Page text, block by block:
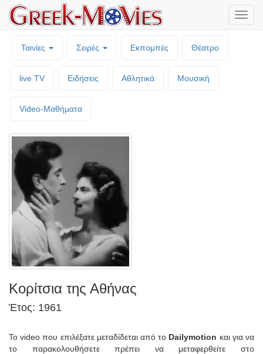
Ταινίες Σειρές Εκπομπές Θέατρο
live TV Ειδήσεις Αθλητικά Μουσική
Video-Mαθήματα
Κορίτσια της Αθήνας
Έτος: 1961
Το video που επιλέξατε μεταδίδεται από το Dailymotion και για να
το παρακολουθήσετε πρέπει να μεταφερθείτε στο